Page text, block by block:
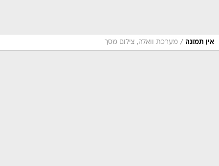
אין תמונה / מערכת וואלה, צילום מסך